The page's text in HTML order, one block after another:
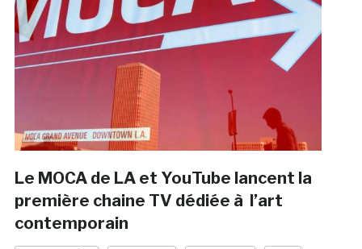
Le MOCA de LA et YouTube lancent la
première chaine TV dédiée à l’art
contemporain